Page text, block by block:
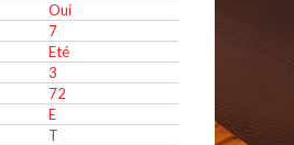
Oui
7
Eté
3
72
E
T